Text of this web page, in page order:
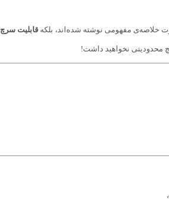
خلاصه‌ی مفهومی نوشته شده‌اند، بلکهقابلیت سرچ
محدودیتی نخواهید داشت!